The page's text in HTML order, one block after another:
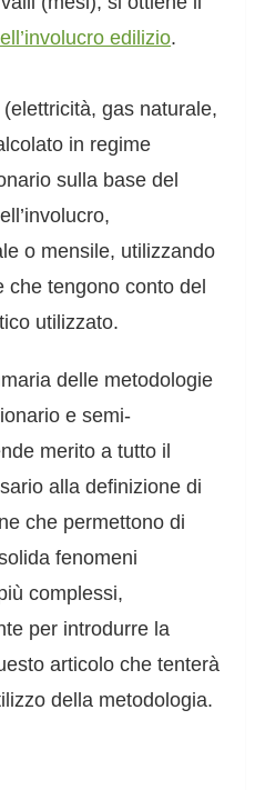
edilizio.
(elettricità, gas naturale,
in regime
sulla base del
o mensile, utilizzando
tengono conto del
utilizzato.
delle metodologie
e semi-
merito a tutto il
alla definizione di
che permettono di
fenomeni
complessi,
per introdurre la
articolo che tenterà
della metodologia.